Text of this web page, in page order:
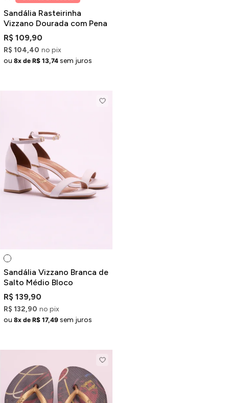
Sandália Rasteirinha
Vizzano Dourada com Pena
R$ 109,90
R$ 104,40 no pix
ou 8x de R$ 13,74 sem juros
Sandália Vizzano Branca de
Salto Médio Bloco
R$ 139,90
R$ 132,90 no pix
ou 8x de R$ 17,49 sem juros